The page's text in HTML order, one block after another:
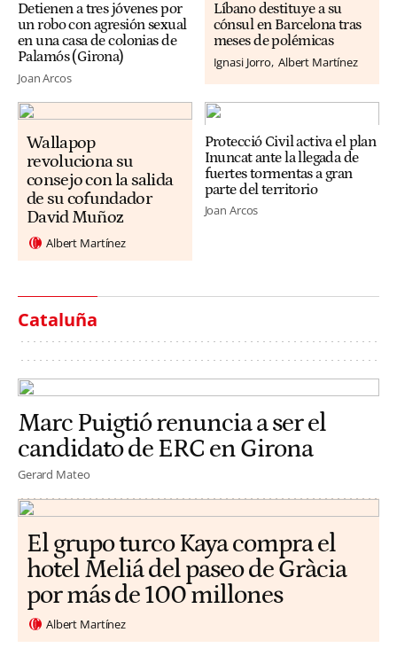
Detienen a tres jóvenes por
un robo con agresión sexual
en una casa de colonias de
Palamós (Girona)
Joan Arcos
Líbano destituye a su
cónsul en Barcelona tras
meses de polémicas
Ignasi Jorro Albert Martínez
Wallapop
revoluciona su
consejo con la salida
de su cofundador
David Muñoz
Albert Martínez
Protecció Civil activa el plan
Inuncat ante la llegada de
fuertes tormentas a gran
parte del territorio
Joan Arcos
Cataluña
Marc Puigtió renuncia a ser el
candidato de ERC en Girona
Gerard Mateo
El grupo turco Kaya compra el
hotel Meliá del paseo de Gràcia
por más de 100 millones
Albert Martínez